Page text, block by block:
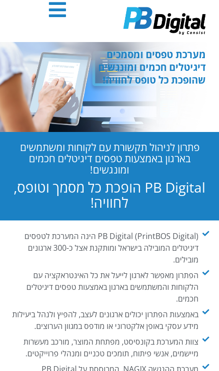
אנטר
מערכת טפסים ומסמכים
דיגיטלים חכמים ומונגשים
שהופכת כל טופס לחוויה!
פתרון לניהול תקשורת עם לקוחות ומשתמשים
בארגון באמצעות טפסים דיגיטלים חכמים
ומונגשים!
PB Digital הופכת כל מסמך וטופס,
לחוויה!
PB Digital (PrintBOS Digital) הינה המערכת לטפסים
דיגיטלים המובילה בישראל ומותקנת אצל כ-300 ארגונים
מובילים.
הפתרון מאפשר לארגון לייעל את כל האינטראקציה עם
הלקוחות והמשתמשים בארגון באמצעות טפסים דיגיטלים
חכמים.
באמצעות הפתרון יכולים ארגונים לעצב, להפיץ ולנהל ביעילות
מידע עסקי באופן אלקטרוני או מודפס במגוון הערוצים.
צוות המערכת בקונסיסט, מפתחת המוצר, מורכב מעשרות
מיישמים, אנשי פיתוח, תומכים טכניים ומנהלי פרוייקטים.